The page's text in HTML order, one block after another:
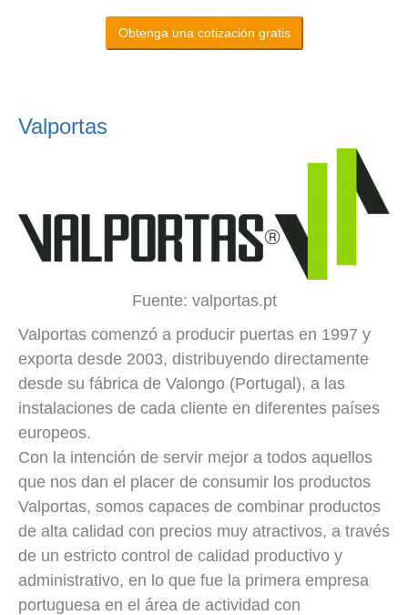
Obtenga una cotización gratis
Valportas
Fuente: valportas.pt
Valportas comenzó a producir puertas en 1997 y
exporta desde 2003, distribuyendo directamente
desde su fábrica de Valongo (Portugal), a las
instalaciones de cada cliente en diferentes países
europeos.
Con la intención de servir mejor a todos aquellos
que nos dan el placer de consumir los productos
Valportas, somos capaces de combinar productos
de alta calidad con precios muy atractivos, a través
de un estricto control de calidad productivo y
administrativo, en lo que fue la primera empresa
portuguesa en el área de actividad con